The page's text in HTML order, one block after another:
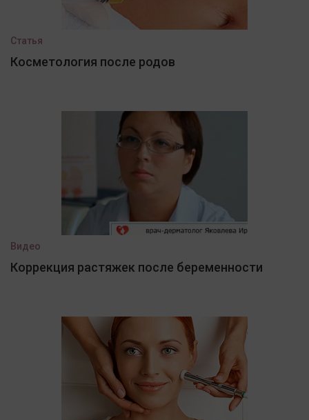
Статья
Косметология после родов
Видео
Коррекция растяжек после беременности